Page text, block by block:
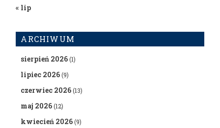
« lip
ARCHIWUM
sierpień 2026(1)
lipiec 2026(9)
czerwiec 2026(13)
maj 2026(12)
kwiecień 2026(9)